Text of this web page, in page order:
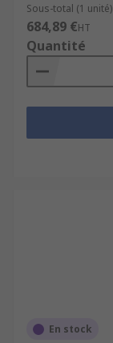
Sous-total (1 unité)
684,89 €HT
Quantité
En stock